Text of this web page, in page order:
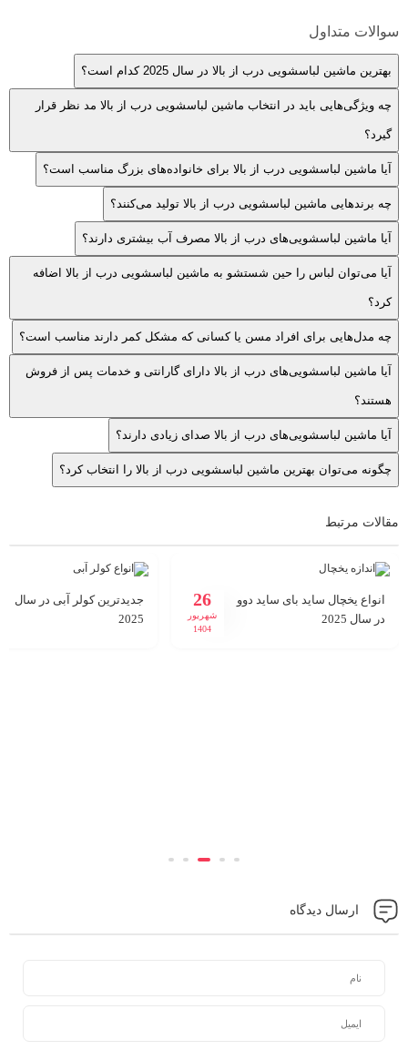
سوالات متداول
بهترین ماشین لباسشویی درب از بالا در سال 2025 کدام است؟
چه ویژگی‌هایی باید در انتخاب ماشین لباسشویی درب از بالا مد نظر قرار
گیرد؟
آیا ماشین لباسشویی درب از بالا برای خانواده‌های بزرگ مناسب است؟
چه برندهایی ماشین لباسشویی درب از بالا تولید می‌کنند؟
آیا ماشین لباسشویی‌های درب از بالا مصرف آب بیشتری دارند؟
آیا می‌توان لباس را حین شستشو به ماشین لباسشویی درب از بالا اضافه
کرد؟
چه مدل‌هایی برای افراد مسن یا کسانی که مشکل کمر دارند مناسب است؟
آیا ماشین لباسشویی‌های درب از بالا دارای گارانتی و خدمات پس از فروش
هستند؟
آیا ماشین لباسشویی‌های درب از بالا صدای زیادی دارند؟
چگونه می‌توان بهترین ماشین لباسشویی درب از بالا را انتخاب کرد؟
مقالات مرتبط
26
شهریور
1404
انواع یخچال ساید بای ساید دوو
در سال 2025
جدیدترین کولر آبی در سال
2025
ارسال دیدگاه